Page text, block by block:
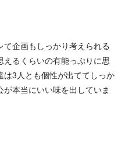
企画もしっかり考えられる
るくらいの有能っぷりに思
3人とも個性が出ててしっか
本当にいい味を出していま